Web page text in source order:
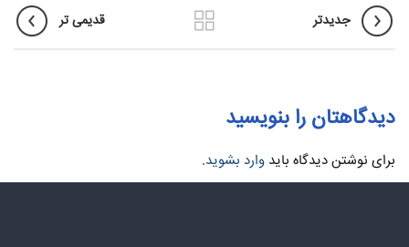
جدیدتر قدیمی تر
دیدگاهتان را بنویسید
برای نوشتن دیدگاه باید وارد بشوید.